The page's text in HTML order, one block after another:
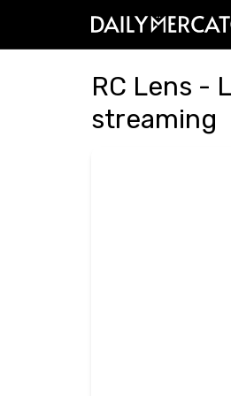
RC Lens -
streaming